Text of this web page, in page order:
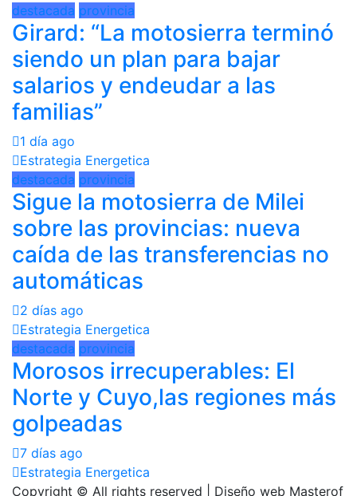
destacada provincia
Girard: “La motosierra terminó
siendo un plan para bajar
salarios y endeudar a las
familias”
1 día ago
Estrategia Energetica
destacada provincia
Sigue la motosierra de Milei
sobre las provincias: nueva
caída de las transferencias no
automáticas
2 días ago
Estrategia Energetica
destacada provincia
Morosos irrecuperables: El
Norte y Cuyo,las regiones más
golpeadas
7 días ago
Estrategia Energetica
Copyright © All rights reserved | Diseño web Masterof